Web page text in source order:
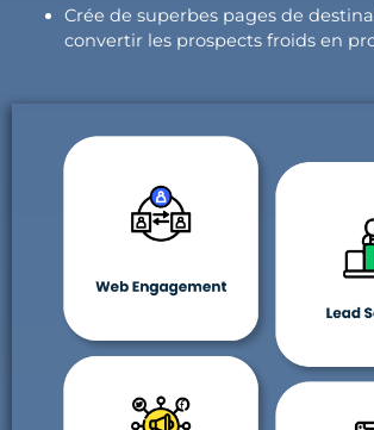
Crée de superbes pages de
convertir les prospects froids en